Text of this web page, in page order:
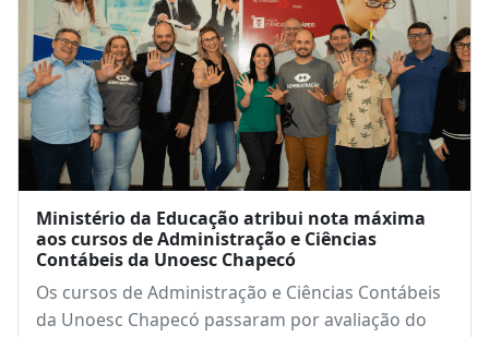
Ministério da Educação atribui nota máxima
aos cursos de Administração e Ciências
Contábeis da Unoesc Chapecó
Os cursos de Administração e Ciências Contábeis
da Unoesc Chapecó passaram por avaliação do